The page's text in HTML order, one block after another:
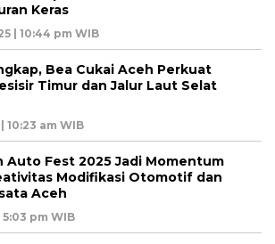
Keras
| 10:44 pm WIB
Bea Cukai Aceh Perkuat
Timur dan Jalur Laut Selat
am WIB
Auto Fest 2025 Jadi Momentum
Modifikasi Otomotif dan
Aceh
pm WIB